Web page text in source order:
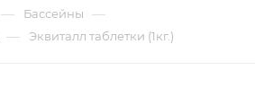
— Бассейны —
— Эквиталл таблетки (1кг.)